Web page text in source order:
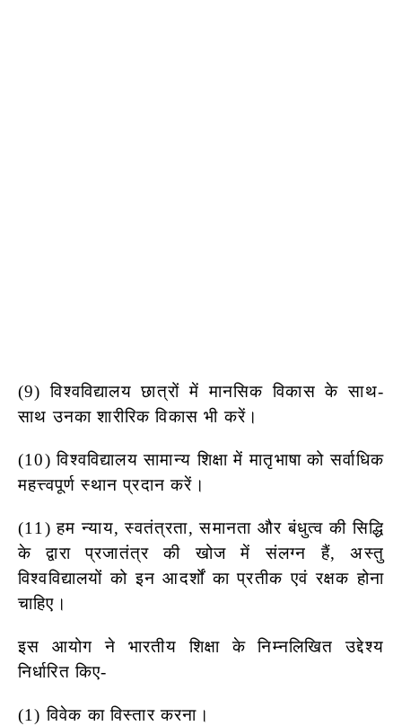
(9) विश्वविद्यालय छात्रों में मानसिक विकास के साथ-
साथ उनका शारीरिकविकास भी करें।
(10) विश्वविद्यालय सामान्य शिक्षा में मातृभाषा को सर्वाधिक
महत्त्वपूर्ण स्थानप्रदान करें।
(11) हम न्याय, स्वतंत्रता, समानता और बंधुत्व की सिद्धि
के द्वारा प्रजातंत्र कीखोज में संलग्न हैं, अस्तु
विश्वविद्यालयों को इन आदर्शों का प्रतीक एवंरक्षक होना
चाहिए।
इस आयोग ने भारतीय शिक्षा के निम्नलिखित उद्देश्य
निर्धारित किए-
(1) विवेक का विस्तार करना।